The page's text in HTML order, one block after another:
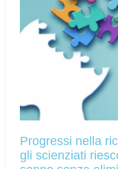
Progressi nella
gli scienziati